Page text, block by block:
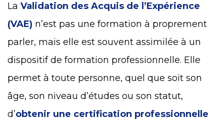
La Validation des Acquis de l’Expérience
(VAE) n’est pas une formation à proprement
parler, mais elle est souvent assimilée à un
dispositif de formation professionnelle. Elle
permet à toute personne, quel que soit son
âge, son niveau d’études ou son statut,
d’obtenir une certification professionnelle